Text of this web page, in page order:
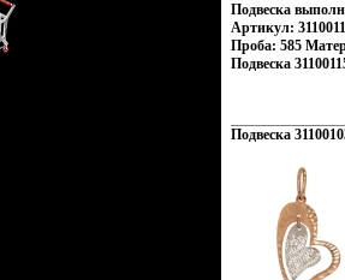
Подвеска
Артикул:
Проба: 585
Подвеска
Подвеска